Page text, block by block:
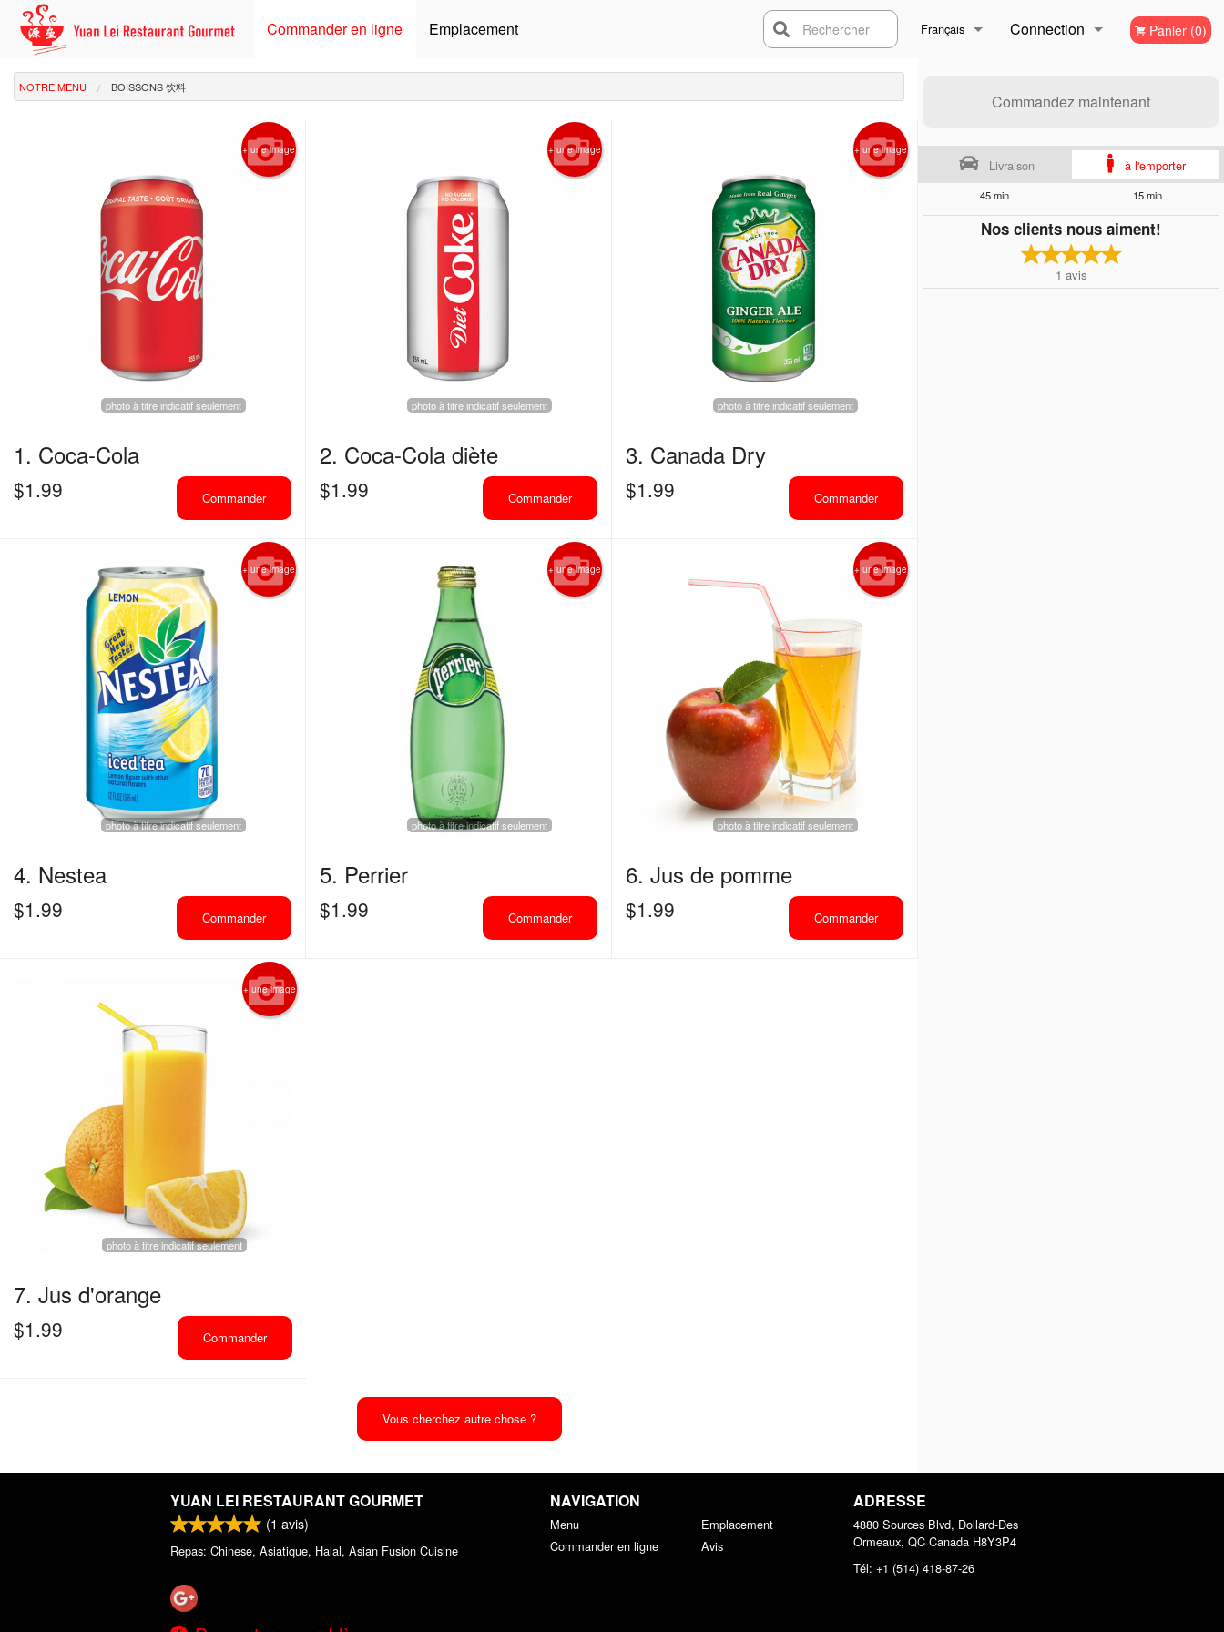
Commander en ligne Emplacement Français
English
Connection Panier (0)
Rechercher
Commandez maintenant
Livraison à l'emporter
45 min 15 min
Nos clients nous aiment!
1 avis
NOTRE MENU BOISSONS 饮料
+ une image
photo à titre indicatif seulement
1. Coca-Cola
$1.99 Commander
+ une image
photo à titre indicatif seulement
2. Coca-Cola diète
$1.99 Commander
+ une image
photo à titre indicatif seulement
3. Canada Dry
$1.99 Commander
+ une image
photo à titre indicatif seulement
4. Nestea
$1.99 Commander
+ une image
photo à titre indicatif seulement
5. Perrier
$1.99 Commander
+ une image
photo à titre indicatif seulement
6. Jus de pomme
$1.99 Commander
+ une image
photo à titre indicatif seulement
7. Jus d'orange
$1.99 Commander
Vous cherchez autre chose ?
YUAN LEI RESTAURANT GOURMET
(1 avis)
Repas: Chinese, Asiatique, Halal, Asian Fusion Cuisine
NAVIGATION
Menu
Commander en ligne
Emplacement
Avis
ADRESSE
4880 Sources Blvd, Dollard-Des
Ormeaux, QC Canada H8Y3P4
Tél: +1 (514) 418-87-26